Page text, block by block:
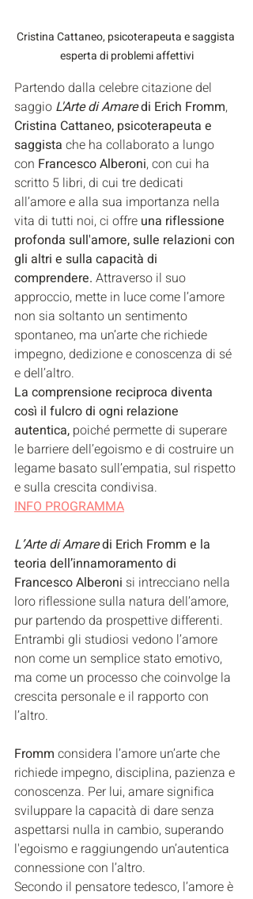
Cristina Cattaneo, psicoterapeuta e saggista
esperta di problemi affettivi
Partendo dalla celebre citazione del
saggio L'Arte di Amare di Erich Fromm,
Cristina Cattaneo, psicoterapeuta e
saggista che ha collaborato a lungo
con Francesco Alberoni, con cui ha
scritto 5 libri, di cui tre dedicati
all’amore e alla sua importanza nella
vita di tutti noi, ci offre una riflessione
profonda sull'amore, sulle relazioni con
gli altri e sulla capacità di
comprendere. Attraverso il suo
approccio, mette in luce come l’amore
non sia soltanto un sentimento
spontaneo, ma un’arte che richiede
impegno, dedizione e conoscenza di sé
e dell’altro.
La comprensione reciproca diventa
così il fulcro di ogni relazione
autentica, poiché permette di superare
le barriere dell’egoismo e di costruire un
legame basato sull’empatia, sul rispetto
e sulla crescita condivisa.
INFO PROGRAMMA
L’Arte di Amare di Erich Fromm e la
teoria dell’innamoramento di
Francesco Alberoni si intrecciano nella
loro riflessione sulla natura dell’amore,
pur partendo da prospettive differenti.
Entrambi gli studiosi vedono l’amore
non come un semplice stato emotivo,
ma come un processo che coinvolge la
crescita personale e il rapporto con
l’altro.
Fromm considera l’amore un’arte che
richiede impegno, disciplina, pazienza e
conoscenza. Per lui, amare significa
sviluppare la capacità di dare senza
aspettarsi nulla in cambio, superando
l'egoismo e raggiungendo un’autentica
connessione con l’altro.
Secondo il pensatore tedesco, l’amore è